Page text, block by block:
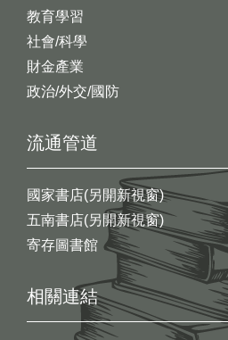
教育學習
社會/科學
財金產業
政治/外交/國防
流通管道
國家書店(另開新視窗)
五南書店(另開新視窗)
寄存圖書館
相關連結